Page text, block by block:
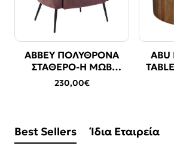
ABBEY ΠΟΛΥΘΡΟΝΑ
ΣΤΑΘΕΡΟ-Η ΜΩΒ
74x85x80.5cm
230,00€
ABU
Best Sellers Ίδια Εταιρεία